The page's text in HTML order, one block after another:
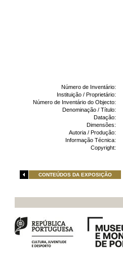
Número de Inventário:
Instituição / Proprietário:
Número de Inventário do Objecto:
Denominação / Título:
Datação:
Dimensões:
Autoria / Produção:
Informação Técnica:
Copyright:
CONTEÚDOS DA EXPOSIÇÃO